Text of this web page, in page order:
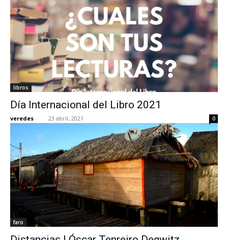
libros
Día Internacional del Libro 2021
veredes - 23 abril, 2021 0
faro